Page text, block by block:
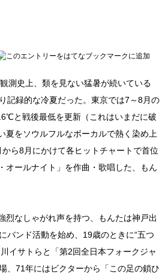
測史上、類を見ない猛暑が続いている
記録的な冷夏だった。東京では7～8月の
と戦後最低を更新（これはいまだに破
夏をソウルフルなボーカルで熱く染め上
ら8月にかけて各ヒットチャートで首位
オールナイト」を作曲・歌唱した、もん
烈なしゃがれ声を持つ、もんたは神戸出
バンド活動を始め、19歳のときに“五つ
イサトらと「第2回全日本フォークジャ
、71年にはビクターから「この足の鎖ひ